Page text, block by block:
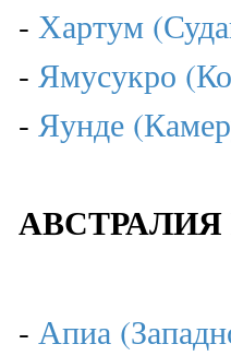
- Хартум
- Ямусукро
- Яунде
- Апиа